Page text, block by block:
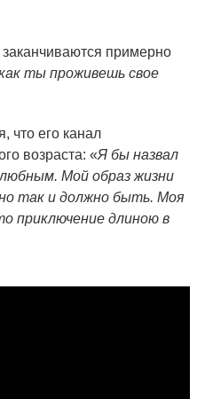
примерно
ты проживешь свое
что его канал
возраста: «Я бы назвал
Мой образ жизни
так и должно быть. Моя
приключение длиною в